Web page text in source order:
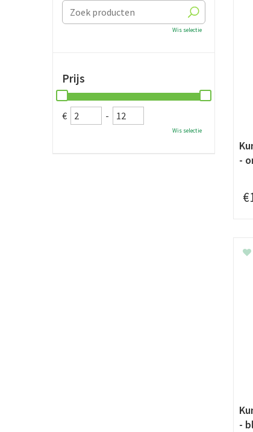
-
€
-
Wis selectie
Prijs
€ -
Wis selectie